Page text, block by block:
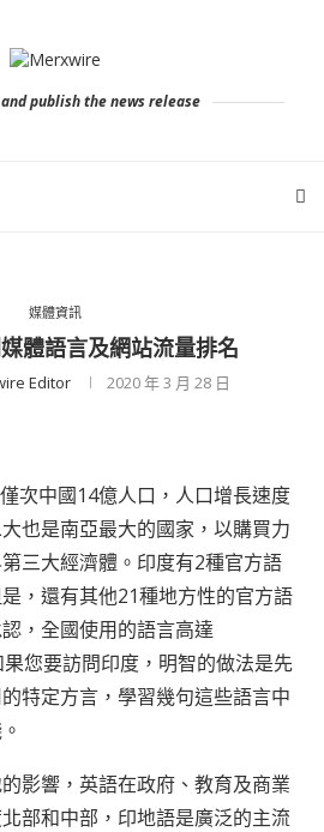
publish the news release
媒體資訊
體語言及網站流量排名
Editor 2020 年 3 月 28 日
次中國14億人口，人口增長速度
也是南亞最大的國家，以購買力
三大經濟體。印度有2種官方語
，還有其他21種地方性的官方語
，全國使用的語言高達
您要訪問印度，明智的做法是先
特定方言，學習幾句這些語言中
影響，英語在政府、教育及商業
部和中部，印地語是廣泛的主流